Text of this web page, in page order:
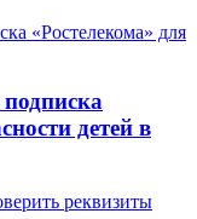
детей в